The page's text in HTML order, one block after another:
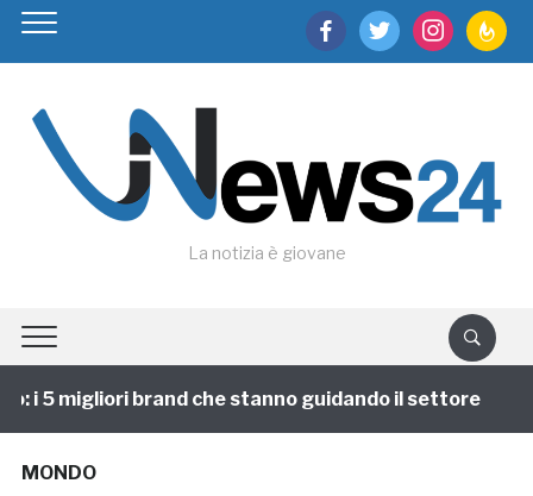
facebooktwitter instagram
La notizia è giovane
i 5 migliori brand che stanno guidando il settore
MONDO